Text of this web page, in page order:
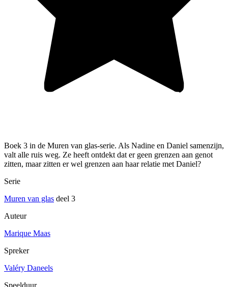
Boek 3 in de Muren van glas-serie. Als Nadine en Daniel samenzijn,
valt alle ruis weg. Ze heeft ontdekt dat er geen grenzen aan genot
zitten, maar zitten er wel grenzen aan haar relatie met Daniel?
Serie
Muren van glas deel 3
Auteur
Marique Maas
Spreker
Valéry Daneels
Speelduur